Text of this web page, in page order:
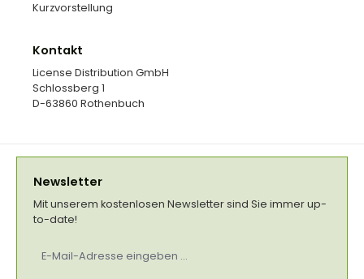
Kurzvorstellung
Kontakt
License Distribution GmbH
Schlossberg 1
D-63860 Rothenbuch
Newsletter
Mit unserem kostenlosen Newsletter sind Sie immer up-
to-date!
Mail-